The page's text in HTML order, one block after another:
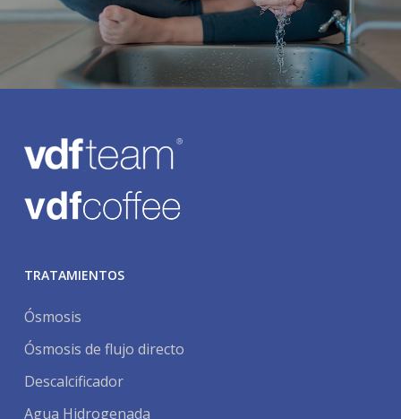
TRATAMIENTOS
Ósmosis
Ósmosis de flujo directo
Descalcificador
Agua Hidrogenada